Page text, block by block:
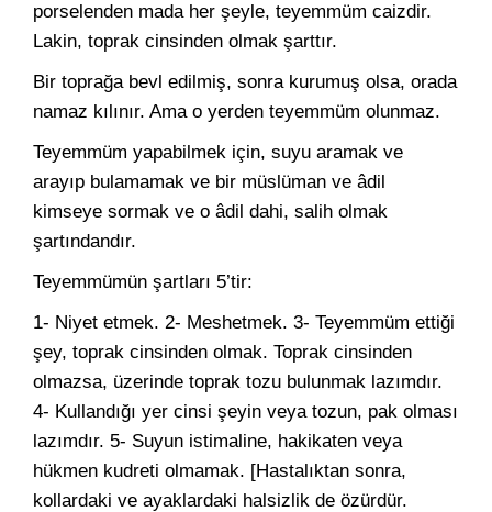
porselenden mada her şeyle, teyemmüm caizdir.
Lakin, toprak cinsinden olmak şarttır.
Bir toprağa bevl edilmiş, sonra kurumuş olsa, orada
namaz kılınır. Ama o yerden teyemmüm olunmaz.
Teyemmüm yapabilmek için, suyu aramak ve
arayıp bulamamak ve bir müslüman ve âdil
kimseye sormak ve o âdil dahi, salih olmak
şartındandır.
Teyemmümün şartları 5’tir:
1- Niyet etmek. 2- Meshetmek. 3- Teyemmüm ettiği
şey, toprak cinsinden olmak. Toprak cinsinden
olmazsa, üzerinde toprak tozu bulunmak lazımdır.
4- Kullandığı yer cinsi şeyin veya tozun, pak olması
lazımdır. 5- Suyun istimaline, hakikaten veya
hükmen kudreti olmamak. [Hastalıktan sonra,
kollardaki ve ayaklardaki halsizlik de özürdür.